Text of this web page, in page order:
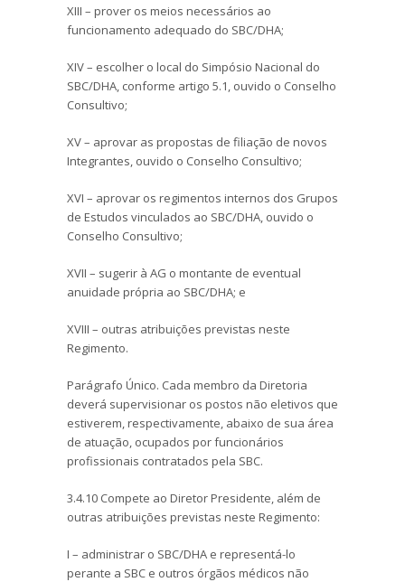
XIII – prover os meios necessários ao
funcionamento adequado do SBC/DHA;
XIV – escolher o local do Simpósio Nacional do
SBC/DHA, conforme artigo 5.1, ouvido o Conselho
Consultivo;
XV – aprovar as propostas de filiação de novos
Integrantes, ouvido o Conselho Consultivo;
XVI – aprovar os regimentos internos dos Grupos
de Estudos vinculados ao SBC/DHA, ouvido o
Conselho Consultivo;
XVII – sugerir à AG o montante de eventual
anuidade própria ao SBC/DHA; e
XVIII – outras atribuições previstas neste
Regimento.
Parágrafo Único. Cada membro da Diretoria
deverá supervisionar os postos não eletivos que
estiverem, respectivamente, abaixo de sua área
de atuação, ocupados por funcionários
profissionais contratados pela SBC.
3.4.10 Compete ao Diretor Presidente, além de
outras atribuições previstas neste Regimento:
I – administrar o SBC/DHA e representá-lo
perante a SBC e outros órgãos médicos não